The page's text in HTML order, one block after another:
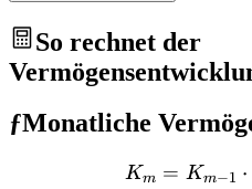
So rechnet der
ƒMonatliche
Km = Km−1 ⋅